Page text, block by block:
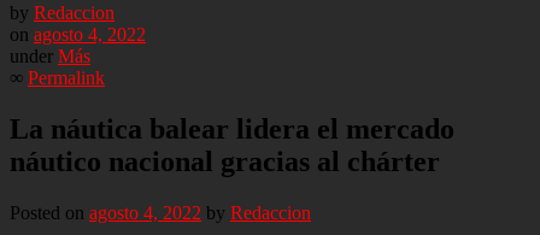
by Redaccion
on agosto 4, 2022
under Más
∞ Permalink
La náutica balear lidera el mercado
náutico nacional gracias al chárter
Posted on agosto 4, 2022 by Redaccion